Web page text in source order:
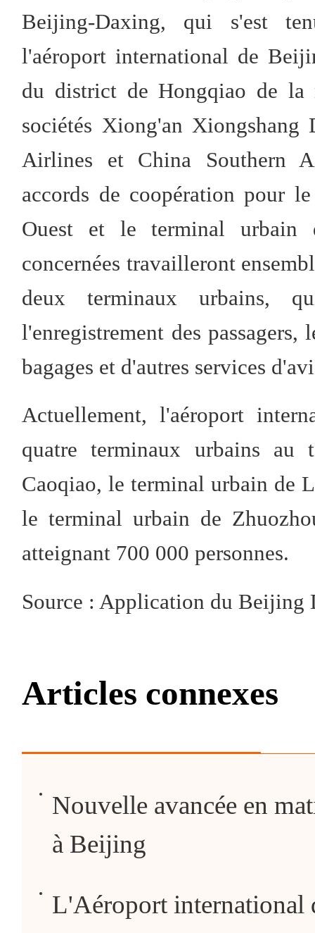
Beijing-Daxing, qui s'est
l'aéroport international de
du district de Hongqiao de
sociétés Xiong'an Xiongshang
Airlines et China Southern
accords de coopération pour
Ouest et le terminal urbain
concernées travailleront
deux terminaux urbains,
l'enregistrement des passagers,
bagages et d'autres services
Actuellement, l'aéroport
quatre terminaux urbains
Caoqiao, le terminal urbain de
le terminal urbain de
atteignant 700 000 personnes.
Source : Application du Beijing
Articles connexes
Nouvelle avancée en
à Beijing
L'Aéroport international